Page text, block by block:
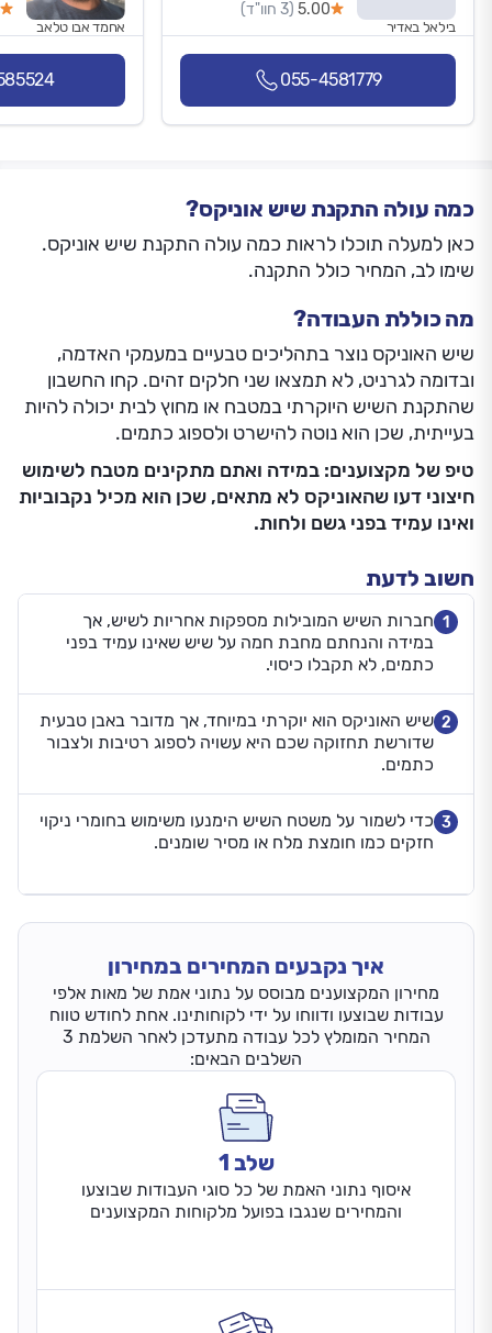
5.00 (3 חוו"ד)
בילאל באדיר
055-4581779
אחמד אבו טלאב
כמה עולה התקנת שיש אוניקס?
כאן למעלה תוכלו לראות כמה עולה התקנת שיש אוניקס.
שימו לב, המחיר כולל התקנה.
מה כוללת העבודה?
שיש האוניקס נוצר בתהליכים טבעיים במעמקי האדמה,
ובדומה לגרניט, לא תמצאו שני חלקים זהים. קחו החשבון
שהתקנת השיש היוקרתי במטבח או מחוץ לבית יכולה להיות
בעייתית, שכן הוא נוטה להישרט ולספוג כתמים.
טיפ של מקצוענים: במידה ואתם מתקינים מטבח לשימוש
חיצוני דעו שהאוניקס לא מתאים, שכן הוא מכיל נקבוביות
ואינו עמיד בפני גשם ולחות.
חשוב לדעת
1 חברות השיש המובילות מספקות אחריות לשיש, אך
במידה והנחתם מחבת חמה על שיש שאינו עמיד בפני
כתמים, לא תקבלו כיסוי.
2 שיש האוניקס הוא יוקרתי במיוחד, אך מדובר באבן טבעית
שדורשת תחזוקה שכם היא עשויה לספוג רטיבות ולצבור
כתמים.
3 כדי לשמור על משטח השיש הימנעו משימוש בחומרי ניקוי
חזקים כמו חומצת מלח או מסיר שומנים.
איך נקבעים המחירים במחירון
מחירון המקצוענים מבוסס על נתוני אמת של מאות אלפי
עבודות שבוצעו ודווחו על ידי לקוחותינו. אחת לחודש טווח
המחיר המומלץ לכל עבודה מתעדכן לאחר השלמת 3
השלבים הבאים:
שלב 1
איסוף נתוני האמת של כל סוגי העבודות שבוצעו
והמחירים שנגבו בפועל מלקוחות המקצוענים